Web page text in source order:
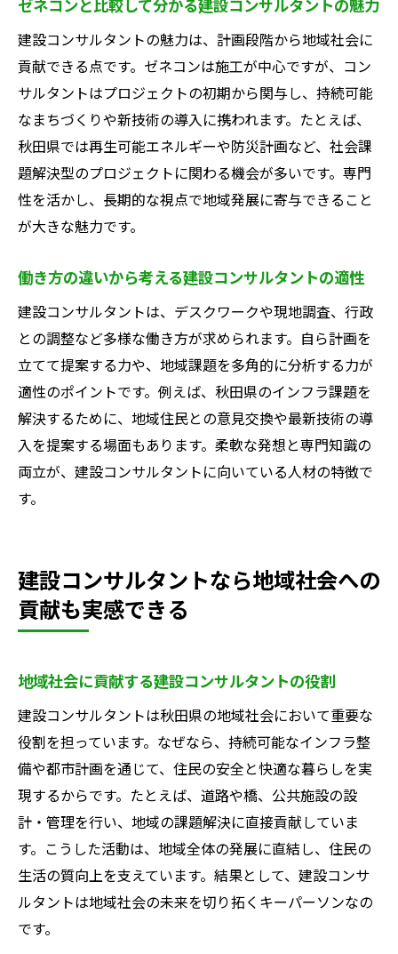
ゼネコンと比較して分かる建設コンサルタントの魅力
建設コンサルタントの魅力は、計画段階から地域社会に
貢献できる点です。ゼネコンは施工が中心ですが、コン
サルタントはプロジェクトの初期から関与し、持続可能
なまちづくりや新技術の導入に携われます。たとえば、
秋田県では再生可能エネルギーや防災計画など、社会課
題解決型のプロジェクトに関わる機会が多いです。専門
性を活かし、長期的な視点で地域発展に寄与できること
が大きな魅力です。
働き方の違いから考える建設コンサルタントの適性
建設コンサルタントは、デスクワークや現地調査、行政
との調整など多様な働き方が求められます。自ら計画を
立てて提案する力や、地域課題を多角的に分析する力が
適性のポイントです。例えば、秋田県のインフラ課題を
解決するために、地域住民との意見交換や最新技術の導
入を提案する場面もあります。柔軟な発想と専門知識の
両立が、建設コンサルタントに向いている人材の特徴で
す。
建設コンサルタントなら地域社会への
貢献も実感できる
地域社会に貢献する建設コンサルタントの役割
建設コンサルタントは秋田県の地域社会において重要な
役割を担っています。なぜなら、持続可能なインフラ整
備や都市計画を通じて、住民の安全と快適な暮らしを実
現するからです。たとえば、道路や橋、公共施設の設
計・管理を行い、地域の課題解決に直接貢献していま
す。こうした活動は、地域全体の発展に直結し、住民の
生活の質向上を支えています。結果として、建設コンサ
ルタントは地域社会の未来を切り拓くキーパーソンなの
です。